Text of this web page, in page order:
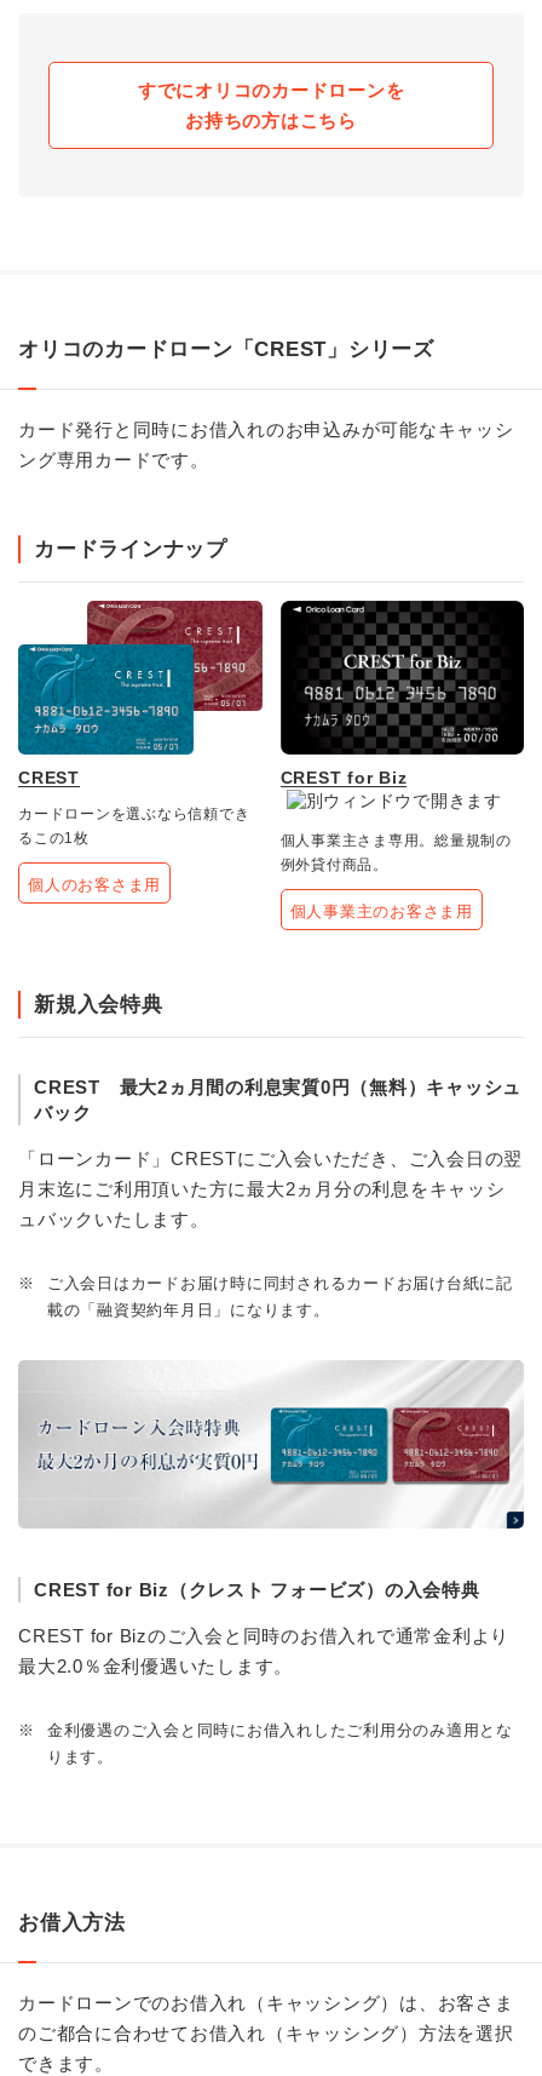
すでにオリコのカードローンを
お持ちの方はこちら
オリコのカードローン「CREST」シリーズ
カード発行と同時にお借入れのお申込みが可能なキャッシ
ング専用カードです。
カードラインナップ
CREST
カードローンを選ぶなら信頼でき
るこの1枚
個人のお客さま用
CREST for Biz
個人事業主さま専用。総量規制の
例外貸付商品。
個人事業主のお客さま用
新規入会特典
CREST 最大2ヵ月間の利息実質0円（無料）キャッシュ
バック
「ローンカード」CRESTにご入会いただき、ご入会日の翌
月末迄にご利用頂いた方に最大2ヵ月分の利息をキャッシ
ュバックいたします。
※
ご入会日はカードお届け時に同封されるカードお届け台紙に記
載の「融資契約年月日」になります。
CREST for Biz（クレスト フォービズ）の入会特典
CREST for Bizのご入会と同時のお借入れで通常金利より
最大2.0％金利優遇いたします。
※
金利優遇のご入会と同時にお借入れしたご利用分のみ適用とな
ります。
お借入方法
カードローンでのお借入れ（キャッシング）は、お客さま
のご都合に合わせてお借入れ（キャッシング）方法を選択
できます。